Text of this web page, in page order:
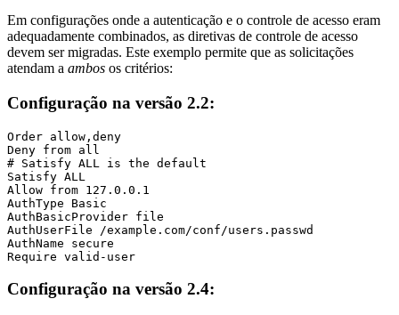
Em configurações onde a autenticação e o controle de acesso eram
adequadamente combinados, as diretivas de controle de acesso
devem ser migradas. Este exemplo permite que as solicitações
atendam a ambos os critérios:
Configuração na versão 2.2:
Order allow,deny
Deny from all
# Satisfy ALL is the default
Satisfy ALL
Allow from 127.0.0.1
AuthType Basic
AuthBasicProvider file
AuthUserFile /example.com/conf/users.passwd
AuthName secure
Require valid-user
Configuração na versão 2.4: